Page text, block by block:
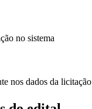
no sistema
nos dados da licitação